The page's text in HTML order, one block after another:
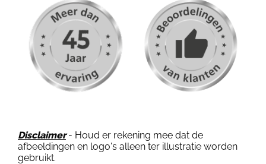
Disclaimer- Houd er rekening mee dat de
afbeeldingen en logo's alleen ter illustratie worden
gebruikt.